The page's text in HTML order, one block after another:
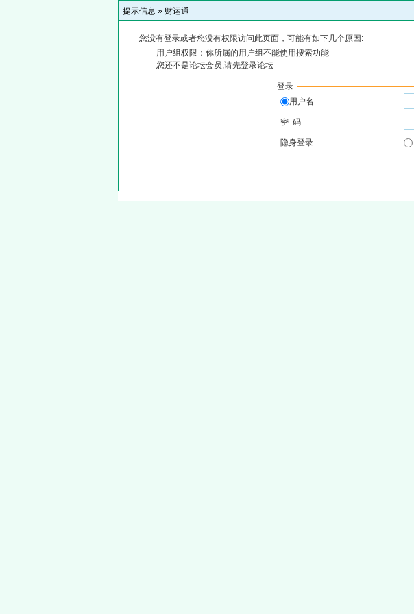
提示信息 » 财运通
您没有登录或者您没有权限访问此页面，可能有如下几个原因:
用户组权限：你所属的用户组不能使用搜索功能
您还不是论坛会员,请先登录论坛
登录
用户名
密 码
隐身登录